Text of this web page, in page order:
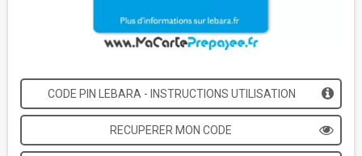
CODE PIN LEBARA - INSTRUCTIONS UTILISATION
RECUPERER MON CODE